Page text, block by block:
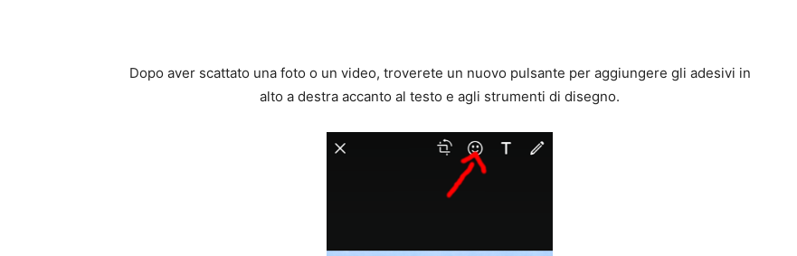
Dopo aver scattato una foto o un video, troverete un nuovo pulsante per aggiungere gli adesivi in
alto a destra accanto al testo e agli strumenti di disegno.